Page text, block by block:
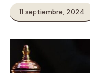
11 septiembre, 2024